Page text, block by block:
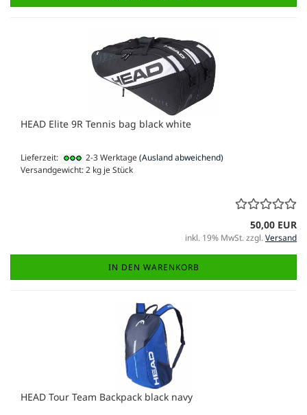
HEAD Elite 9R Tennis bag black white
Lieferzeit: 2-3 Werktage(Ausland abweichend)
Versandgewicht:2 kg je Stück
50,00 EUR
inkl. 19% MwSt. zzgl.Versand
IN DEN WARENKORB
HEAD Tour Team Backpack black navy